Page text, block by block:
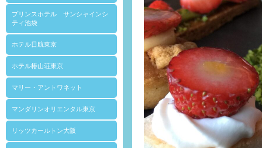
プリンスホテル サンシャインシ
ティ池袋
ホテル日航東京
ホテル椿山荘東京
マリー・アントワネット
マンダリンオリエンタル東京
リッツカールトン大阪